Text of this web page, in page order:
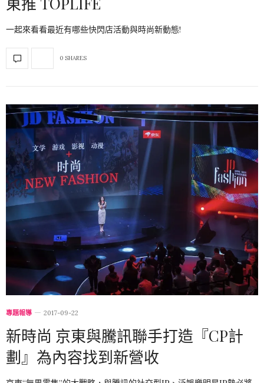
一起來看看最近有哪些快閃店活動與時尚新動態!
0 SHARES
專題報導 2017-09-22
新時尚 京東與騰訊聯手打造『CP計
劃』為內容找到新營收